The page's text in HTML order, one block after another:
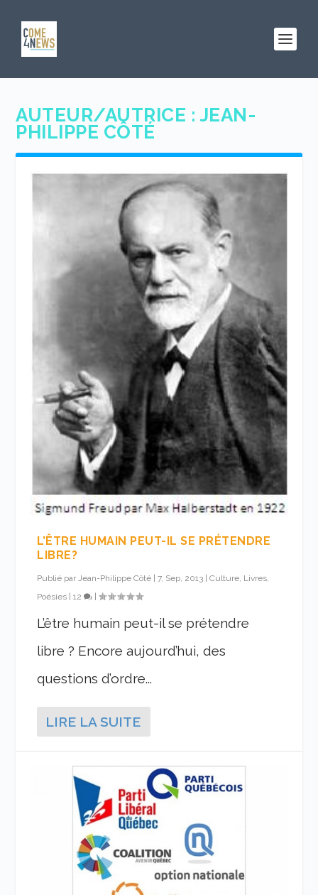
AUTEUR/AUTRICE :JEAN-
PHILIPPE CÔTÉ
L’ÊTRE HUMAIN PEUT-IL SE PRÉTENDRE
LIBRE?
Publié parJean-Philippe Côté |7, Sep, 2013 |Culture, Livres,
Poésies |12 |
L’être humain peut-il se prétendre
libre ? Encore aujourd’hui, des
questions d’ordre...
LIRE LA SUITE